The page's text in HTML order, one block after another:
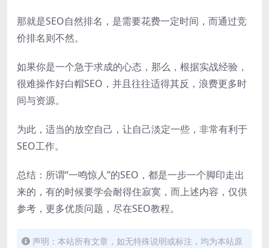
那就是SEO自然排名，是需要花费一定时间，而通过竞
价排名则不然。
如果你是一个急于求成的心态，那么，根据实战经验，
很难操作好白帽SEO，并且往往适得其反，浪费更多时
间与资源。
为此，适当的放空自己，让自己淡定一些，非常有利于
SEO工作。
总结：所谓“一鸣惊人”的SEO，都是一步一个脚印走出
来的，有的时候要学会耐得住寂寞，而上述内容，仅供
参考，更多优质问题，尽在SEO教程。
声明：本站所有文章，如无特殊说明或标注，均为本站原